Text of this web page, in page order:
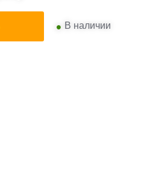
• В наличии